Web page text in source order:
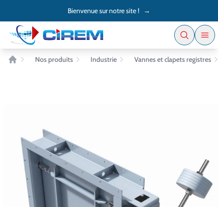
Bienvenue sur notre site ! →
Nos produits Industrie Vannes et clapets registres